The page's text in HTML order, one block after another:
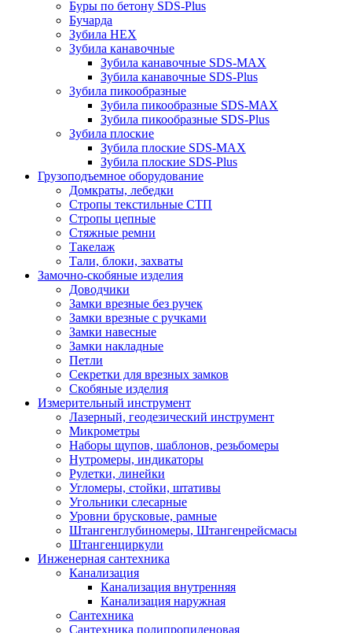
Буры по бетону SDS-Plus
Бучарда
Зубила HEX
Зубила канавочные
Зубила канавочные SDS-MAX
Зубила канавочные SDS-Plus
Зубила пикообразные
Зубила пикообразные SDS-MAX
Зубила пикообразные SDS-Plus
Зубила плоские
Зубила плоские SDS-MAX
Зубила плоские SDS-Plus
Грузоподъемное оборудование
Домкраты, лебедки
Стропы текстильные СТП
Стропы цепные
Стяжные ремни
Такелаж
Тали, блоки, захваты
Замочно-скобяные изделия
Доводчики
Замки врезные без ручек
Замки врезные с ручками
Замки навесные
Замки накладные
Петли
Секретки для врезных замков
Скобяные изделия
Измерительный инструмент
Лазерный, геодезический инструмент
Микрометры
Наборы щупов, шаблонов, резьбомеры
Нутромеры, индикаторы
Рулетки, линейки
Угломеры, стойки, штативы
Угольники слесарные
Уровни брусковые, рамные
Штангенглубиномеры, Штангенрейсмасы
Штангенциркули
Инженерная сантехника
Канализация
Канализация внутренняя
Канализация наружная
Сантехника
Сантехника полипропиленовая